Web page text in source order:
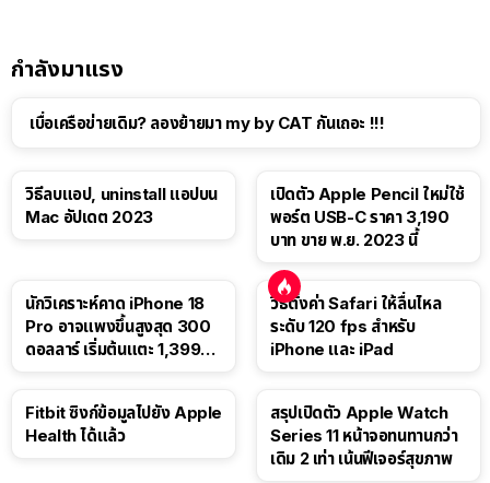
กำลังมาแรง
เบื่อเครือข่ายเดิม? ลองย้ายมา my by CAT กันเถอะ !!!
วิธีลบแอป, uninstall แอปบน
Mac อัปเดต 2023
เปิดตัว Apple Pencil ใหม่ใช้
พอร์ต USB-C ราคา 3,190
บาท ขาย พ.ย. 2023 นี้
นักวิเคราะห์คาด iPhone 18
Pro อาจแพงขึ้นสูงสุด 300
ดอลลาร์ เริ่มต้นแตะ 1,399
วิธีตั้งค่า Safari ให้ลื่นไหล
ระดับ 120 fps สำหรับ
iPhone และ iPad
Fitbit ซิงก์ข้อมูลไปยัง Apple
Health ได้แล้ว
สรุปเปิดตัว Apple Watch
Series 11 หน้าจอทนทานกว่า
เดิม 2 เท่า เน้นฟีเจอร์สุขภาพ